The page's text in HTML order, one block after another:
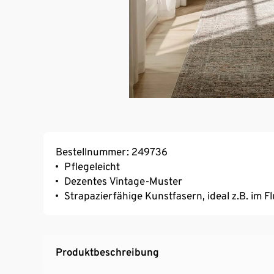
Bestellnummer: 249736
Pflegeleicht
Dezentes Vintage-Muster
Strapazierfähige Kunstfasern, ideal z.B. im
Produktbeschreibung